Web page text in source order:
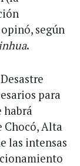
según
.
para
habrá
Chocó, Alta
las intensas